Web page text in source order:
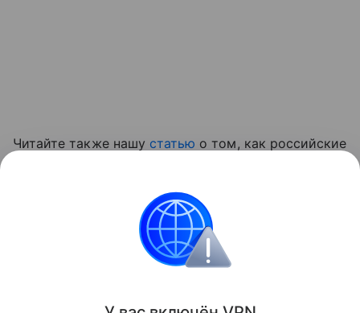
Читайте также нашу статью о том, как российские
Поделиться